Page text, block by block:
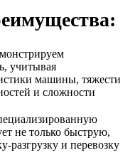
учитывая
машины, тяжести
и сложности
не только быструю,
разгрузку и перевозку